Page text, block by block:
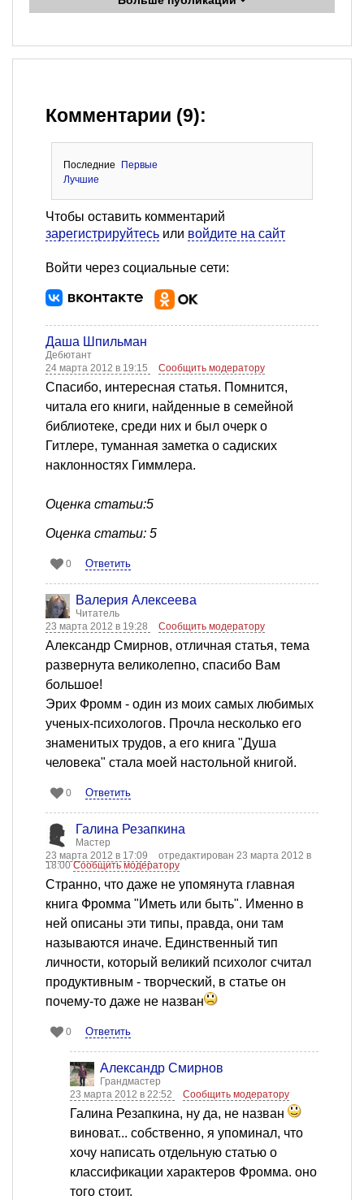
Комментарии (9):
Последние
Первые
Лучшие
Чтобы оставить комментарий
зарегистрируйтесь или войдите на сайт
Войти через социальные сети:
Даша Шпильман
Дебютант
24 марта 2012 в 19:15
Сообщить модератору
Спасибо, интересная статья. Помнится,
читала его книги, найденные в семейной
библиотеке, среди них и был очерк о
Гитлере, туманная заметка о садиских
наклонностях Гиммлера.
Оценка статьи:5
Оценка статьи: 5
0 Ответить
Валерия Алексеева
Читатель
23 марта 2012 в 19:28
Сообщить модератору
Александр Смирнов, отличная статья, тема
развернута великолепно, спасибо Вам
большое!
Эрих Фромм - один из моих самых любимых
ученых-психологов. Прочла несколько его
знаменитых трудов, а его книга "Душа
человека" стала моей настольной книгой.
0 Ответить
Галина Резапкина
Мастер
23 марта 2012 в 17:09
отредактирован 23 марта 2012 в
18:00Сообщить модератору
Странно, что даже не упомянута главная
книга Фромма "Иметь или быть". Именно в
ней описаны эти типы, правда, они там
называются иначе. Единственный тип
личности, который великий психолог считал
продуктивным - творческий, в статье он
почему-то даже не назван
0 Ответить
Александр Смирнов
Грандмастер
23 марта 2012 в 22:52
Сообщить модератору
Галина Резапкина, ну да, не назван
виноват... собственно, я упоминал, что
хочу написать отдельную статью о
классификации характеров Фромма. оно
того стоит.